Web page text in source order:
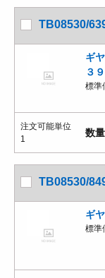
TB08530/
ギ
３
標準
注文可能単位
1
数量
TB08530/
ギ
標準